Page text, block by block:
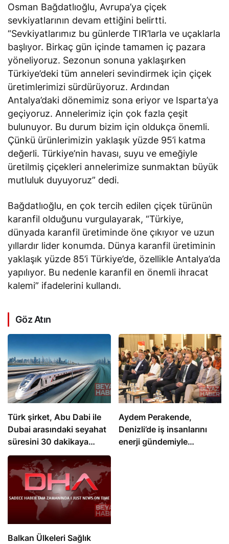
Osman Bağdatlıoğlu, Avrupa’ya çiçek
sevkiyatlarının devam ettiğini belirtti.
“Sevkiyatlarımız bu günlerde TIR’larla ve uçaklarla
başlıyor. Birkaç gün içinde tamamen iç pazara
yöneliyoruz. Sezonun sonuna yaklaşırken
Türkiye’deki tüm anneleri sevindirmek için çiçek
üretimlerimizi sürdürüyoruz. Ardından
Antalya’daki dönemimiz sona eriyor ve Isparta’ya
geçiyoruz. Annelerimiz için çok fazla çeşit
bulunuyor. Bu durum bizim için oldukça önemli.
Çünkü ürünlerimizin yaklaşık yüzde 95’i katma
değerli. Türkiye’nin havası, suyu ve emeğiyle
üretilmiş çiçekleri annelerimize sunmaktan büyük
mutluluk duyuyoruz” dedi.
Bağdatlıoğlu, en çok tercih edilen çiçek türünün
karanfil olduğunu vurgulayarak, “Türkiye,
dünyada karanfil üretiminde öne çıkıyor ve uzun
yıllardır lider konumda. Dünya karanfil üretiminin
yaklaşık yüzde 85’i Türkiye’de, özellikle Antalya’da
yapılıyor. Bu nedenle karanfil en önemli ihracat
kalemi” ifadelerini kullandı.
Göz Atın
Türk şirket, Abu Dabi ile
Dubai arasındaki seyahat
süresini 30 dakikaya
indiriyor
Aydem Perakende,
Denizli’de iş insanlarını
enerji gündemiyle
Balkan Ülkeleri Sağlık